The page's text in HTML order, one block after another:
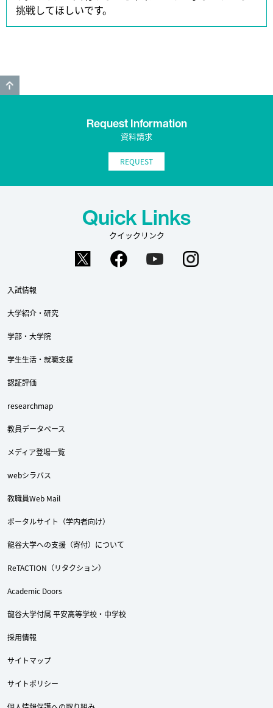
挑戦してほしいです。
Request Information
資料請求
REQUEST
Quick Links
クイックリンク
入試情報
大学紹介・研究
学部・大学院
学生生活・就職支援
認証評価
researchmap
教員データベース
メディア登場一覧
webシラバス
教職員Web Mail
ポータルサイト（学内者向け）
龍谷大学への支援（寄付）について
ReTACTION（リタクション）
Academic Doors
龍谷大学付属 平安高等学校・中学校
採用情報
サイトマップ
サイトポリシー